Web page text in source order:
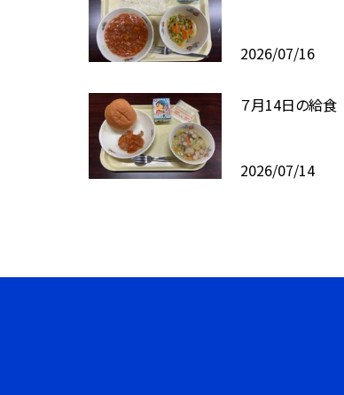
2026/07/16
７月14日の給食
2026/07/14